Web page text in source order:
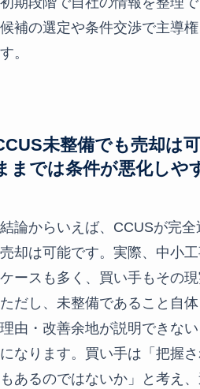
候補の選定や条件交渉で主導
す。
未整備でも売却は
までは条件が悪化しや
結論からいえば、CCUSが完
売却は可能です。実際、中小
ケースも多く、買い手もその現
ただし、未整備であること自
理由・改善余地が説明できな
になります。買い手は「把握
もあるのではないか」と考え